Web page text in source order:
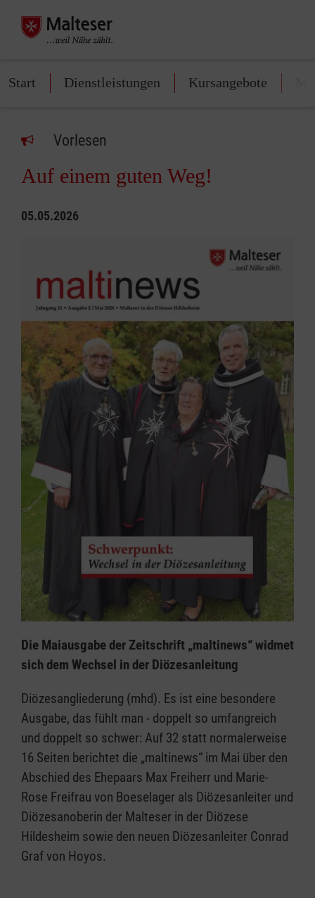
Start Dienstleistungen Kursangebote
Vorlesen
Auf einem guten Weg!
05.05.2026
Die Maiausgabe der Zeitschrift „maltinews“ widmet
sich dem Wechsel in der Diözesanleitung
Diözesangliederung (mhd). Es ist eine besondere
Ausgabe, das fühlt man - doppelt so umfangreich
und doppelt so schwer: Auf 32 statt normalerweise
16 Seiten berichtet die „maltinews“ im Mai über den
Abschied des Ehepaars Max Freiherr und Marie-
Rose Freifrau von Boeselager als Diözesanleiter und
Diözesanoberin der Malteser in der Diözese
Hildesheim sowie den neuen Diözesanleiter Conrad
Graf von Hoyos.